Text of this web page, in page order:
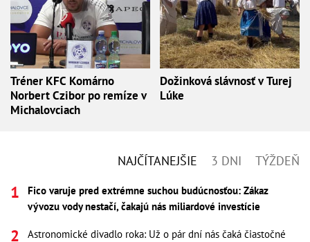
Tréner KFC Komárno
Norbert Czibor po remíze v
Michalovciach
Dožinková slávnosť v Turej
Lúke
NAJČÍTANEJŠIE 3 DNI TÝŽDEŇ
Fico varuje pred extrémne suchou budúcnosťou: Zákaz
vývozu vody nestačí, čakajú nás miliardové investície
Astronomické divadlo roka: Už o pár dní nás čaká čiastočné